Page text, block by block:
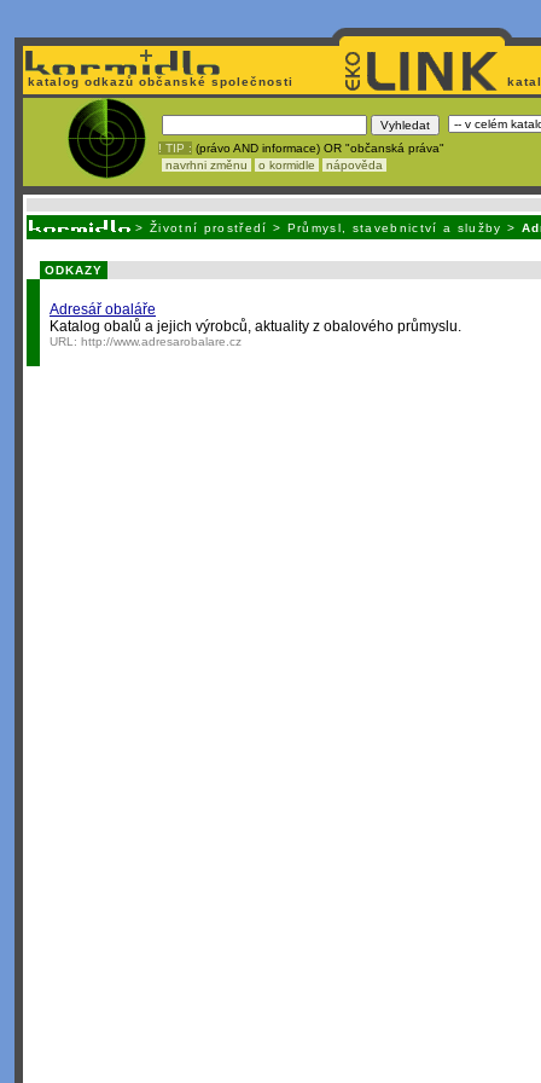
katalog odkazů občanské společnosti
! TIP : (právo AND informace) OR "občanská práva"
navrhni změnu
o kormidle nápověda
> Životní prostředí > Průmysl, stavebnictví a služby >
ODKAZY
Adresář obaláře
Katalog obalů a jejich výrobců, aktuality z obalového průmyslu.
URL: http://www.adresarobalare.cz